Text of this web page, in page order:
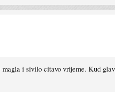
i sivilo citavo vrijeme. Kud